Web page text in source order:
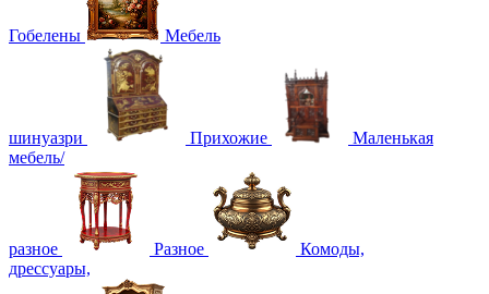
Гобелены Мебель
шинуазри Прихожие
Маленькая
мебель/
разное Разное
Комоды,
дрессуары,